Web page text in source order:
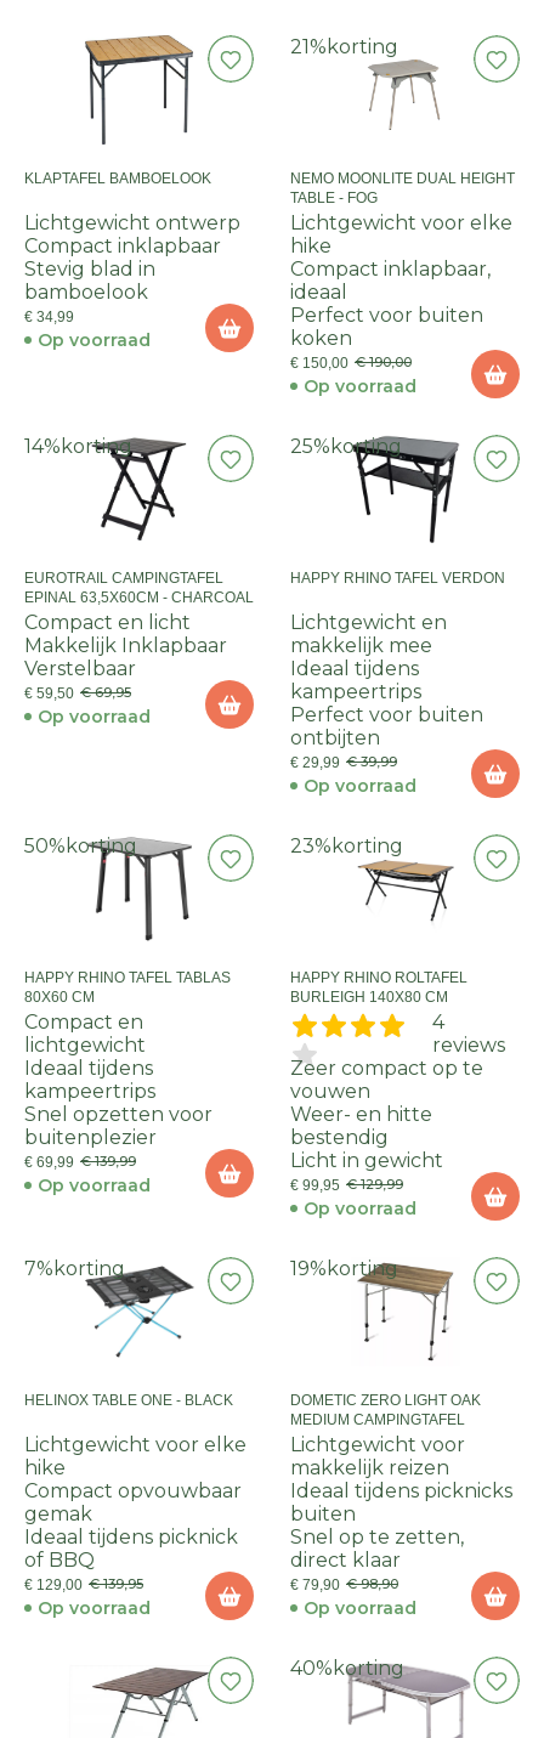
KLAPTAFEL BAMBOELOOK
Lichtgewicht ontwerp
Compact inklapbaar
Stevig blad in
bamboelook
€ 34,99
Op voorraad
21% korting
NEMO MOONLITE DUAL HEIGHT
TABLE - FOG
Lichtgewicht voor elke
hike
Compact inklapbaar,
ideaal
Perfect voor buiten
koken
€ 150,00 € 190,00
Op voorraad
14% korting
EUROTRAIL CAMPINGTAFEL
EPINAL 63,5X60CM - CHARCOAL
Compact en licht
Makkelijk Inklapbaar
Verstelbaar
€ 59,50 € 69,95
Op voorraad
25% korting
HAPPY RHINO TAFEL VERDON
Lichtgewicht en
makkelijk mee
Ideaal tijdens
kampeertrips
Perfect voor buiten
ontbijten
€ 29,99 € 39,99
Op voorraad
50% korting
HAPPY RHINO TAFEL TABLAS
80X60 CM
Compact en
lichtgewicht
Ideaal tijdens
kampeertrips
Snel opzetten voor
buitenplezier
€ 69,99 € 139,99
Op voorraad
23% korting
HAPPY RHINO ROLTAFEL
BURLEIGH 140X80 CM
4
reviews
Zeer compact op te
vouwen
Weer- en hitte
bestendig
Licht in gewicht
€ 99,95 € 129,99
Op voorraad
7% korting
HELINOX TABLE ONE - BLACK
Lichtgewicht voor elke
hike
Compact opvouwbaar
gemak
Ideaal tijdens picknick
of BBQ
€ 129,00 € 139,95
Op voorraad
19% korting
DOMETIC ZERO LIGHT OAK
MEDIUM CAMPINGTAFEL
Lichtgewicht voor
makkelijk reizen
Ideaal tijdens picknicks
buiten
Snel op te zetten,
direct klaar
€ 79,90 € 98,90
Op voorraad
40% korting